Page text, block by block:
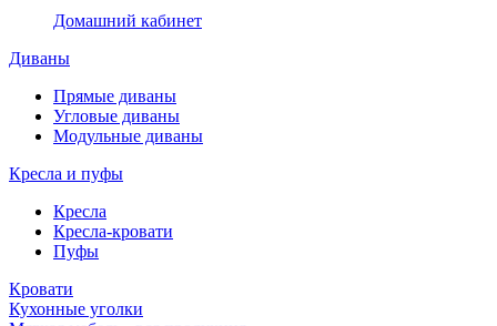
Домашний кабинет
Диваны
Прямые диваны
Угловые диваны
Модульные диваны
Кресла и пуфы
Кресла
Кресла-кровати
Пуфы
Кровати
Кухонные уголки